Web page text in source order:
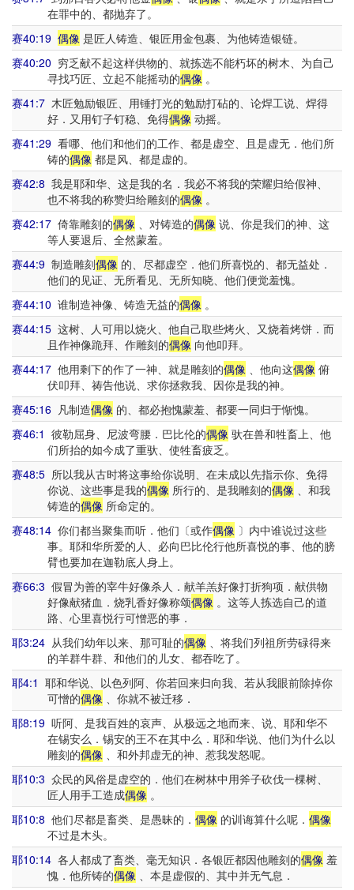
在罪中的、都抛弃了。
赛40:19 偶像 是匠人铸造、银匠用金包裹、为他铸造银链。
赛40:20 穷乏献不起这样供物的、就拣选不能朽坏的树木、为自己
寻找巧匠、立起不能摇动的偶像。
赛41:7 木匠勉励银匠、用锤打光的勉励打砧的、论焊工说、焊得
好．又用钉子钉稳、免得偶像动摇。
赛41:29 看哪、他们和他们的工作、都是虚空、且是虚无．他们所
铸的偶像都是风、都是虚的。
赛42:8 我是耶和华、这是我的名．我必不将我的荣耀归给假神、
也不将我的称赞归给雕刻的偶像。
赛42:17 倚靠雕刻的偶像 、对铸造的偶像 说、你是我们的神、这
等人要退后、全然蒙羞。
赛44:9 制造雕刻偶像 的、尽都虚空．他们所喜悦的、都无益处．
他们的见证、无所看见、无所知晓、他们便觉羞愧。
赛44:10 谁制造神像、铸造无益的偶像 。
赛44:15 这树、人可用以烧火、他自己取些烤火、又烧着烤饼．而
且作神像跪拜、作雕刻的偶像向他叩拜。
赛44:17 他用剩下的作了一神、就是雕刻的偶像 、他向这偶像 俯
伏叩拜、祷告他说、求你拯救我、因你是我的神。
赛45:16 凡制造偶像 的、都必抱愧蒙羞、都要一同归于惭愧。
赛46:1 彼勒屈身、尼波弯腰．巴比伦的偶像 驮在兽和牲畜上、他
们所抬的如今成了重驮、使牲畜疲乏。
赛48:5 所以我从古时将这事给你说明、在未成以先指示你、免得
你说、这些事是我的偶像所行的、是我雕刻的偶像、和我
铸造的偶像所命定的。
赛48:14 你们都当聚集而听．他们〔或作偶像 〕内中谁说过这些
事。耶和华所爱的人、必向巴比伦行他所喜悦的事、他的膀
臂也要加在迦勒底人身上。
赛66:3 假冒为善的宰牛好像杀人．献羊羔好像打折狗项．献供物
好像献猪血．烧乳香好像称颂偶像。这等人拣选自己的道
路、心里喜悦行可憎恶的事．
耶3:24 从我们幼年以来、那可耻的偶像 、将我们列祖所劳碌得来
的羊群牛群、和他们的儿女、都吞吃了。
耶4:1 耶和华说、以色列阿、你若回来归向我、若从我眼前除掉你
可憎的偶像、你就不被迁移．
耶8:19 听阿、是我百姓的哀声、从极远之地而来、说、耶和华不
在锡安么．锡安的王不在其中么．耶和华说、他们为什么以
雕刻的偶像、和外邦虚无的神、惹我发怒呢。
耶10:3 众民的风俗是虚空的．他们在树林中用斧子砍伐一棵树、
匠人用手工造成偶像。
耶10:8 他们尽都是畜类、是愚昧的． 偶像 的训诲算什么呢． 偶像
不过是木头。
耶10:14 各人都成了畜类、毫无知识．各银匠都因他雕刻的偶像 羞
愧．他所铸的偶像、本是虚假的、其中并无气息．